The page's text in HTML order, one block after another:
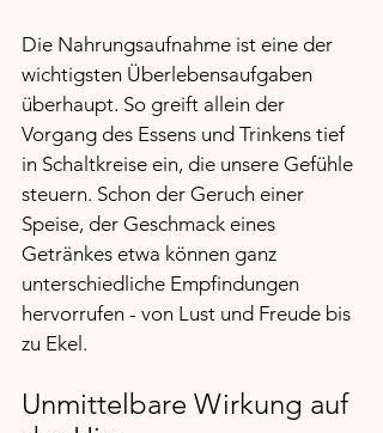
Die Nahrungsaufnahme ist eine der
wichtigsten Überlebensaufgaben
überhaupt. So greift allein der
Vorgang des Essens und Trinkens tief
in Schaltkreise ein, die unsere Gefühle
steuern. Schon der Geruch einer
Speise, der Geschmack eines
Getränkes etwa können ganz
unterschiedliche Empfindungen
hervorrufen - von Lust und Freude bis
zu Ekel.
Unmittelbare Wirkung auf